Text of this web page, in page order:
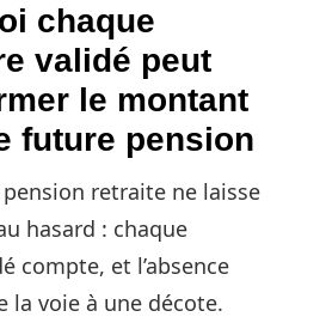
chaque
validé peut
le montant
future pension
retraite ne laisse
hasard : chaque
compte, et l’absence
la voie à une décote.